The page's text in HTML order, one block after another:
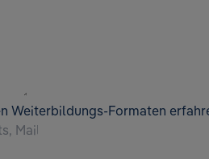
Weiterbildungs-Formaten